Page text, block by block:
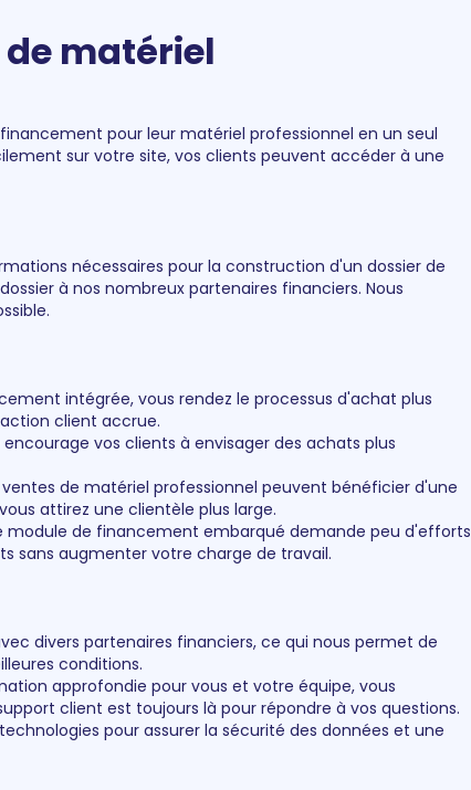
matériel
pour leur matériel professionnel en un seul
sur votre site, vos clients peuvent accéder à une
nécessaires pour la construction d'un dossier de
à nos nombreux partenaires financiers. Nous
intégrée, vous rendez le processus d'achat plus
client accrue.
vos clients à envisager des achats plus
de matériel professionnel peuvent bénéficier d'une
attirez une clientèle plus large.
module de financement embarqué demande peu d'efforts
sans augmenter votre charge de travail.
divers partenaires financiers, ce qui nous permet de
conditions.
approfondie pour vous et votre équipe, vous
client est toujours là pour répondre à vos questions.
pour assurer la sécurité des données et une